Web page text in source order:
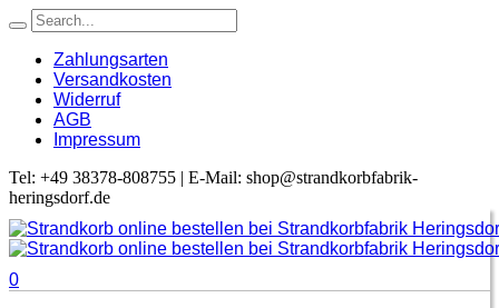
Zahlungsarten
Versandkosten
Widerruf
AGB
Impressum
Tel: +49 38378-808755 | E-Mail: shop@strandkorbfabrik-
heringsdorf.de
0